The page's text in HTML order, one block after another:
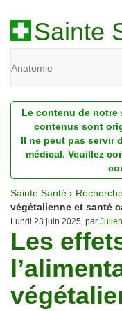
Sainte
Anatomie
Diagnostic
Dossiers
Homéopathie
Nutrition
Pathologie
Psychologie
Recherches
Le contenu de
contenus sont
Il ne peut pas servir
médical. Veuillez
Sainte Santé ›
végétalienne et santé
Lundi 23 juin 2025, par
Les